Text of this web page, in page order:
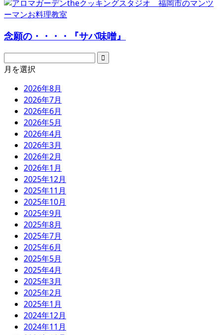
念願の・・・・『サバ味噌』
月を選択
2026年8月
2026年7月
2026年6月
2026年5月
2026年4月
2026年3月
2026年2月
2026年1月
2025年12月
2025年11月
2025年10月
2025年9月
2025年8月
2025年7月
2025年6月
2025年5月
2025年4月
2025年3月
2025年2月
2025年1月
2024年12月
2024年11月